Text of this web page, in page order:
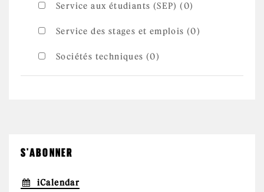
Service aux étudiants (SEP) (0)
Service des stages et emplois (0)
Sociétés techniques (0)
S'ABONNER
iCalendar